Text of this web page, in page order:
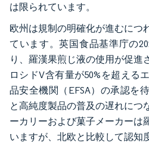
は限られています。
欧州は規制の明確化が進むにつ
ています。英国食品基準庁の
り、羅漢果煎じ液の使用が促進
ロシドV含有量が50%を超える
品安全機関（EFSA）の承認を
と高純度製品の普及の遅れにつ
ーカリーおよび菓子メーカーは
いますが、北欧と比較して認知